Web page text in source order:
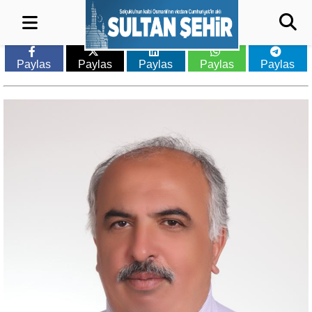
Paylas Paylas Paylas Paylas Paylas